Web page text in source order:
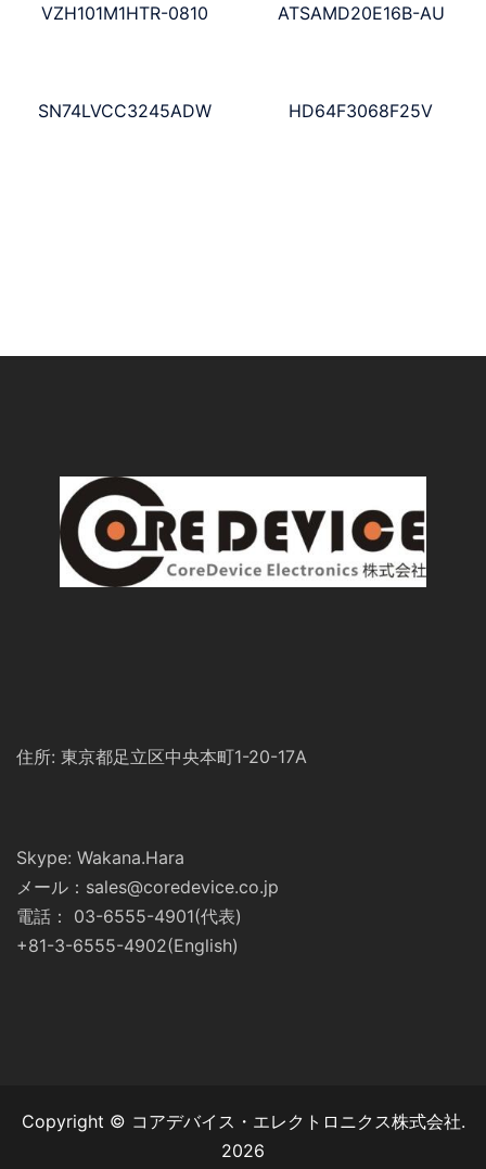
VZH101M1HTR-0810 ATSAMD20E16B-AU
SN74LVCC3245ADW HD64F3068F25V
住所: 東京都足立区中央本町1-20-17A
Skype: Wakana.Hara
メール：sales@coredevice.co.jp
電話： 03-6555-4901(代表)
+81-3-6555-4902(English)
Copyright © コアデバイス・エレクトロニクス株式会社.
2026